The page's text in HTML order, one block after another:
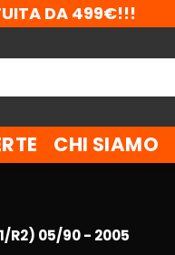
DA 499€!!!
CHI SIAMO
R2) 05/90 - 2005